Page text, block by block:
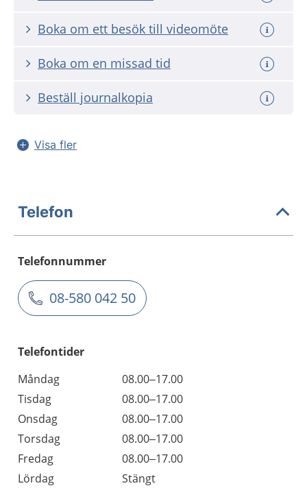
Boka om ett besök till videomöte
Boka om en missad tid
Beställ journalkopia
Visa fler
Telefon
Telefonnummer
08-580 042 50
Telefontider
Måndag
08.00–17.00
Tisdag
08.00–17.00
Onsdag
08.00–17.00
Torsdag
08.00–17.00
Fredag
08.00–17.00
Lördag
Stängt